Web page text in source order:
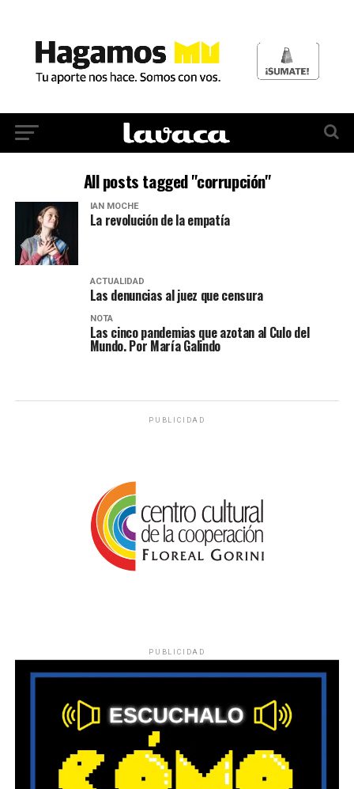
All posts tagged "corrupción"
IAN MOCHE
La revolución de la empatía
ACTUALIDAD
Las denuncias al juez que censura
NOTA
Las cinco pandemias que azotan al Culo del
Mundo. Por María Galindo
PUBLICIDAD
PUBLICIDAD